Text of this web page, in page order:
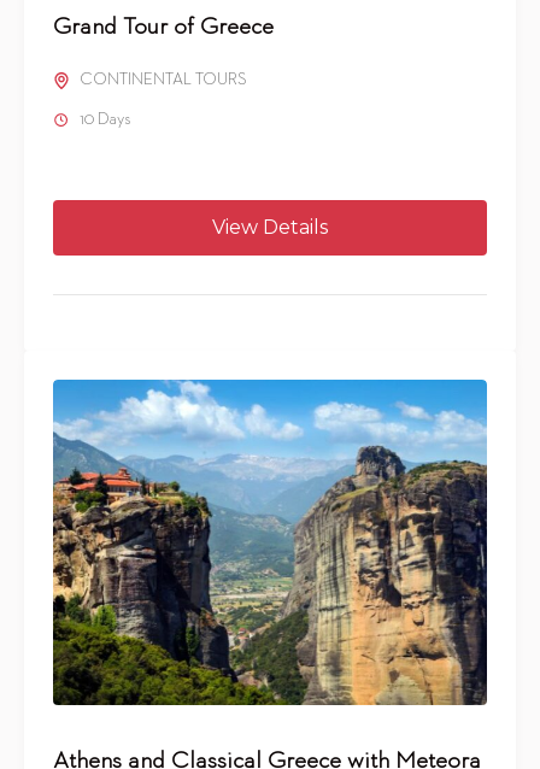
Grand Tour of Greece
CONTINENTAL TOURS
10 Days
View Details
Athens and Classical Greece with Meteora